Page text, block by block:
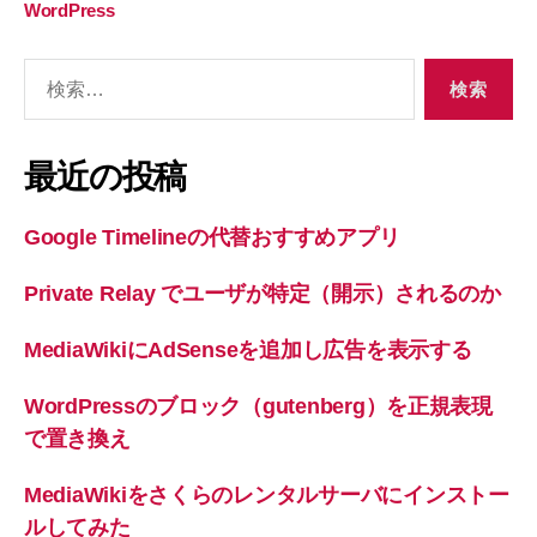
WordPress
象:
最近の投稿
Google Timelineの代替おすすめアプリ
Private Relay でユーザが特定（開示）されるのか
MediaWikiにAdSenseを追加し広告を表示する
WordPressのブロック（gutenberg）を正規表現
で置き換え
MediaWikiをさくらのレンタルサーバにインストー
ルしてみた